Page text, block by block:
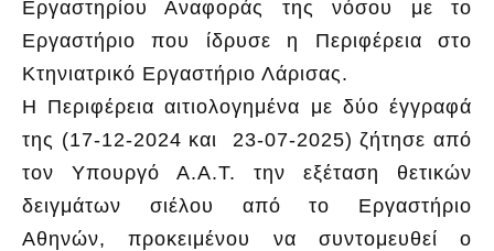
Εργαστηρίου Αναφοράς της νόσου με το
Εργαστήριο που ίδρυσε η Περιφέρεια στο
Κτηνιατρικό Εργαστήριο Λάρισας.
Η Περιφέρεια αιτιολογημένα με δύο έγγραφά
της (17-12-2024 και 23-07-2025) ζήτησε από
τον Υπουργό Α.Α.Τ. την εξέταση θετικών
δειγμάτων σιέλου από το Εργαστήριο
Αθηνών, προκειμένου να συντομευθεί ο